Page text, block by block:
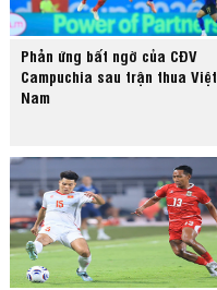
Phản ứng bất ngờ của CĐV
Campuchia sau trận thua Việt
Nam